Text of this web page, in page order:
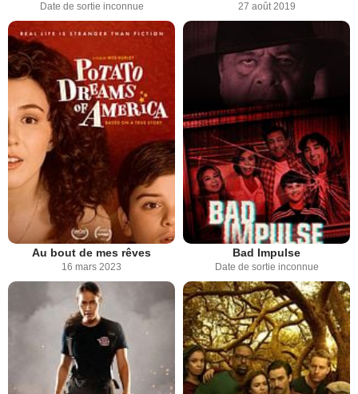
Date de sortie inconnue 27 août 2019
Au bout de mes rêves
16 mars 2023
Bad Impulse
Date de sortie inconnue